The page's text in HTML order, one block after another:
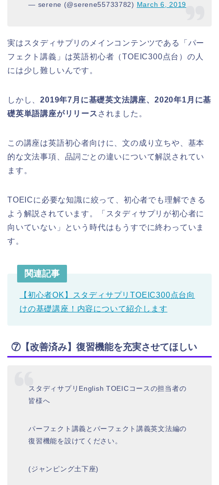
— serene (@serene55733782) March 6, 2019
実はスタディサプリのメインコンテンツである「パー
フェクト講義」は英語初心者（TOEIC300点台）の人
には少し難しいんです。
しかし、2019年7月に基礎英文法講座、2020年1月に基
礎英単語講座がリリース されました。
この講座は英語初心者向けに、文の成り立ちや、基本
的な文法事項、品詞ごとの違いについて解説されてい
ます。
TOEICに必要な知識に絞って、初心者でも理解できる
よう解説されています。「スタディサプリが初心者に
向いていない」という時代はもうすでに終わっていま
す。
関連記事
【初心者OK】スタディサプリTOEIC300点台向
けの基礎講座！内容について紹介します
⑦【改善済み】復習機能を充実させてほしい
スタディサプリEnglish TOEICコースの担当者の
皆様へ
パーフェクト講義とパーフェクト講義英文法編の
復習機能を設けてください。
(ジャンピング土下座)